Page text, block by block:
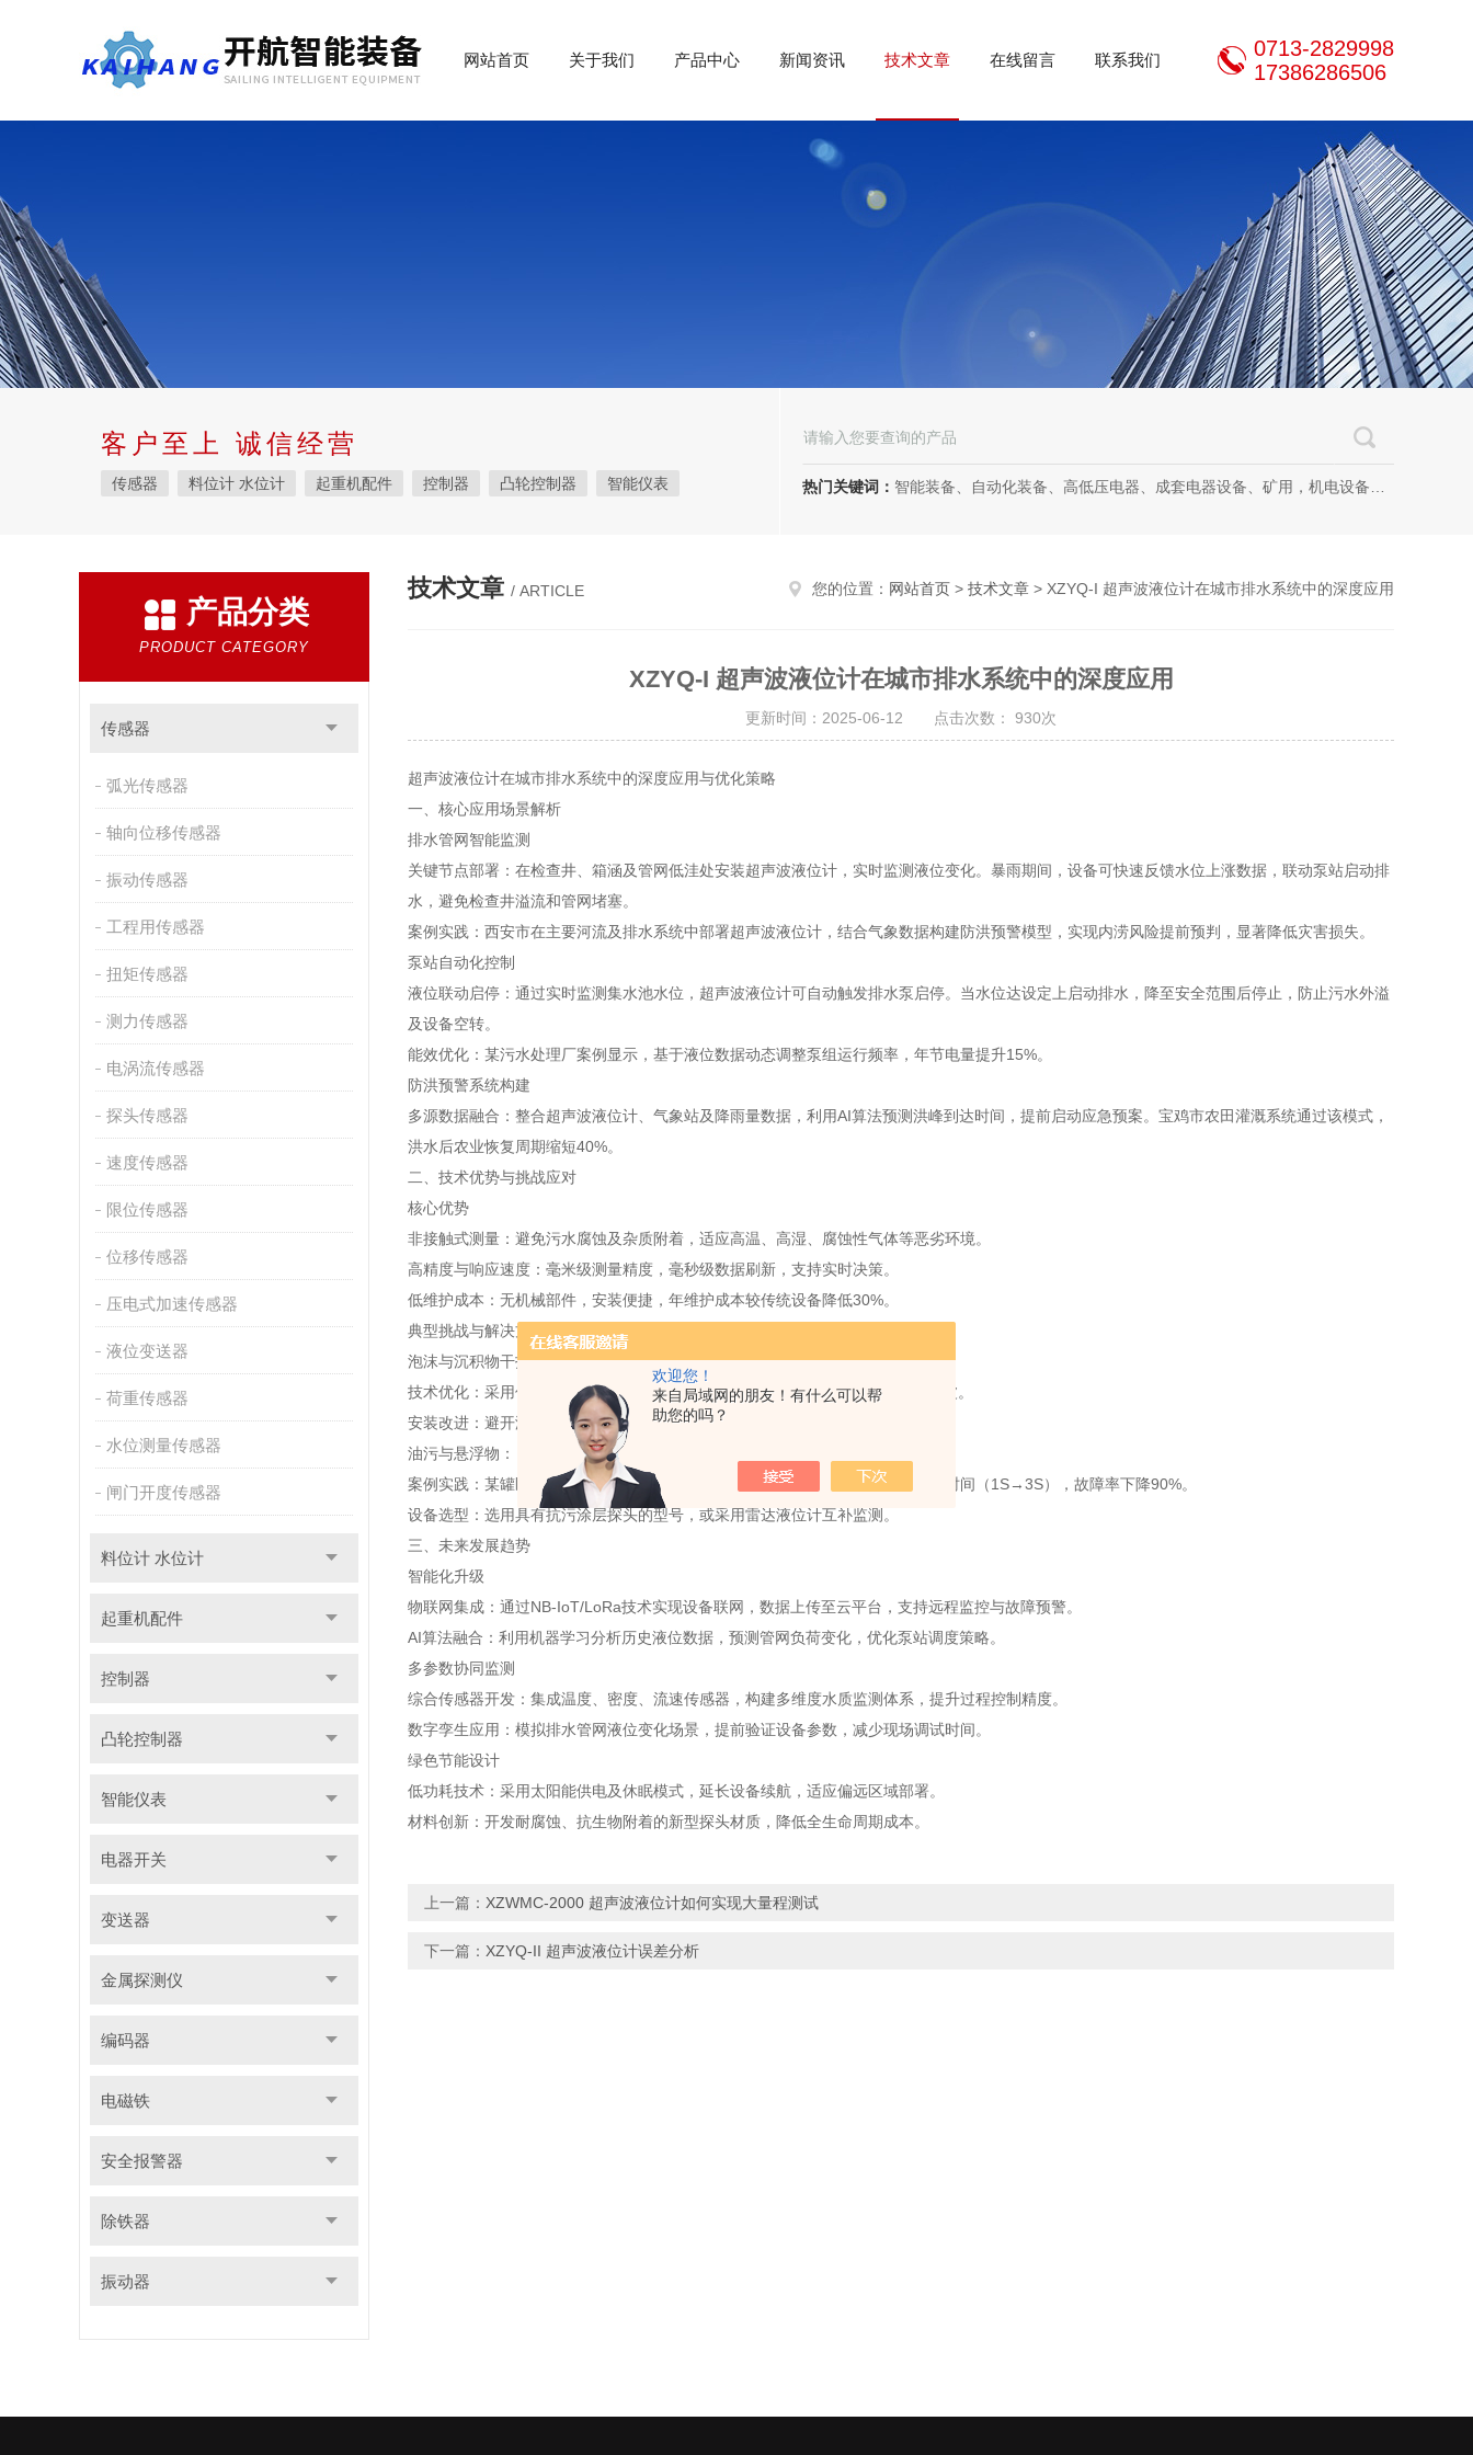
欢迎您！
来自局域网的朋友！有什么可以帮
助您的吗？
网站首页 关于我们 产品中心 新闻资讯 技术文章 在线留言 联系我们
0713-2829998
17386286506
客户至上 诚信经营
传感器 料位计 水位计 起重机配件 控制器 凸轮控制器 智能仪表 热门关键词： 智能装备、自动化装备、高低压电器、成套电器设备、矿用，机电设备、机电设备及其配件、传动设备、减速机、电动机、传感器、气动液压元件、电器及其配件、电缆线、照明器材、，电器设计、研发、制造、加工、销售、租凭、维修、安装、调试。
产品分类
PRODUCT CATEGORY
传感器
弧光传感器
轴向位移传感器
振动传感器
工程用传感器
扭矩传感器
测力传感器
电涡流传感器
探头传感器
速度传感器
限位传感器
位移传感器
压电式加速传感器
液位变送器
荷重传感器
水位测量传感器
闸门开度传感器
料位计 水位计
起重机配件
控制器
凸轮控制器
智能仪表
电器开关
变送器
金属探测仪
编码器
电磁铁
安全报警器
除铁器
振动器
技术文章 / ARTICLE 您的位置： 网站首页 > 技术文章 > XZYQ-I 超声波液位计在城市排水系统中的深度应用
XZYQ-I 超声波液位计在城市排水系统中的深度应用
更新时间：2025-06-12 点击次数： 930次
超声波液位计在城市排水系统中的深度应用与优化策略
一、核心应用场景解析
排水管网智能监测
关键节点部署：在检查井、箱涵及管网低洼处安装超声波液位计，实时监测液位变化。暴雨期间，设备可快速反馈水位上涨数据，联动泵站启动排
水，避免检查井溢流和管网堵塞。
案例实践：西安市在主要河流及排水系统中部署超声波液位计，结合气象数据构建防洪预警模型，实现内涝风险提前预判，显著降低灾害损失。
泵站自动化控制
液位联动启停：通过实时监测集水池水位，超声波液位计可自动触发排水泵启停。当水位达设定上启动排水，降至安全范围后停止，防止污水外溢
及设备空转。
能效优化：某污水处理厂案例显示，基于液位数据动态调整泵组运行频率，年节电量提升15%。
防洪预警系统构建
多源数据融合：整合超声波液位计、气象站及降雨量数据，利用AI算法预测洪峰到达时间，提前启动应急预案。宝鸡市农田灌溉系统通过该模式，
洪水后农业恢复周期缩短40%。
二、技术优势与挑战应对
核心优势
非接触式测量：避免污水腐蚀及杂质附着，适应高温、高湿、腐蚀性气体等恶劣环境。
高精度与响应速度：毫米级测量精度，毫秒级数据刷新，支持实时决策。
低维护成本：无机械部件，安装便捷，年维护成本较传统设备降低30%。
典型挑战与解决方案
泡沫与沉积物干扰：
技术优化：采用低频探头（40kHz以下）增强穿透力，结合信号滤波算法虚假回波。
安装改进：避开液面波动区域，加装导波管减少泡沫影响。
油污与悬浮物：
案例实践：某罐区废水池因油污导致测量跳变，通过清理导向管污垢并调整阻尼时间（1S→3S），故障率下降90%。
设备选型：选用具有抗污涂层探头的型号，或采用雷达液位计互补监测。
三、未来发展趋势
智能化升级
物联网集成：通过NB-IoT/LoRa技术实现设备联网，数据上传至云平台，支持远程监控与故障预警。
AI算法融合：利用机器学习分析历史液位数据，预测管网负荷变化，优化泵站调度策略。
多参数协同监测
综合传感器开发：集成温度、密度、流速传感器，构建多维度水质监测体系，提升过程控制精度。
数字孪生应用：模拟排水管网液位变化场景，提前验证设备参数，减少现场调试时间。
绿色节能设计
低功耗技术：采用太阳能供电及休眠模式，延长设备续航，适应偏远区域部署。
材料创新：开发耐腐蚀、抗生物附着的新型探头材质，降低全生命周期成本。
上一篇： XZWMC-2000 超声波液位计如何实现大量程测试
下一篇： XZYQ-II 超声波液位计误差分析